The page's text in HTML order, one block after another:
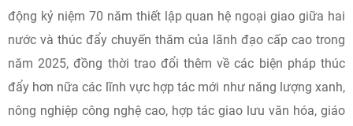
động kỷ niệm 70 năm thiết lập quan hệ ngoại giao giữa hai
nước và thúc đẩy chuyến thăm của lãnh đạo cấp cao trong
năm 2025, đồng thời trao đổi thêm về các biện pháp thúc
đẩy hơn nữa các lĩnh vực hợp tác mới như năng lượng xanh,
nông nghiệp công nghệ cao, hợp tác giao lưu văn hóa, giáo